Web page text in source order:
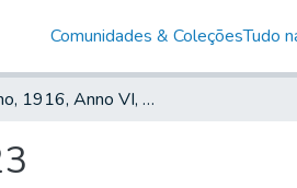
Comunidades & ColeçõesTudo
O Pirralho, 1916, Anno VI, n. 223